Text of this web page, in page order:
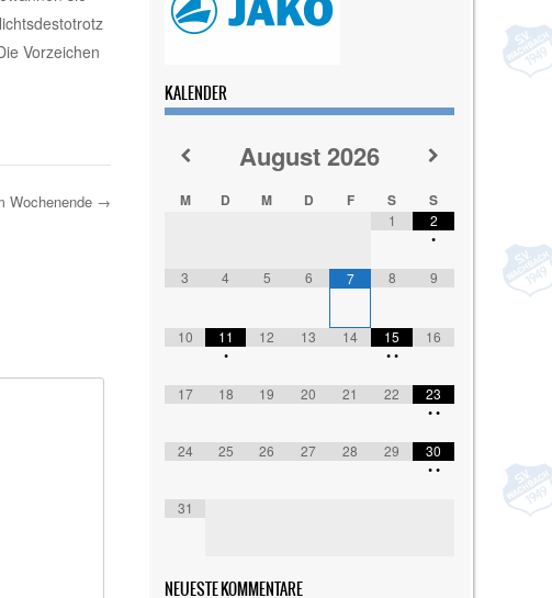
Vorzeichen
Wochenende →
KALENDER
August2026
M D M D F S S
1 2
•
3 4 5 6 7 8 9
10 11
•
12 13 14 15
••
16
17 18 19 20 21 22 23
••
24 25 26 27 28 29 30
••
31
NEUESTE KOMMENTARE